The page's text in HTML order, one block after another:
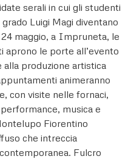
serali in cui gli studenti
Luigi Magi diventano
maggio, a Impruneta, le
aprono le porte all’evento
produzione artistica
animeranno
con visite nelle fornaci,
musica e
Fiorentino
che intreccia
Fulcro